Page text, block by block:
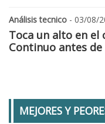
Análisis tecnico - 03/08/
Toca un alto en el
Continuo antes
MEJORES Y